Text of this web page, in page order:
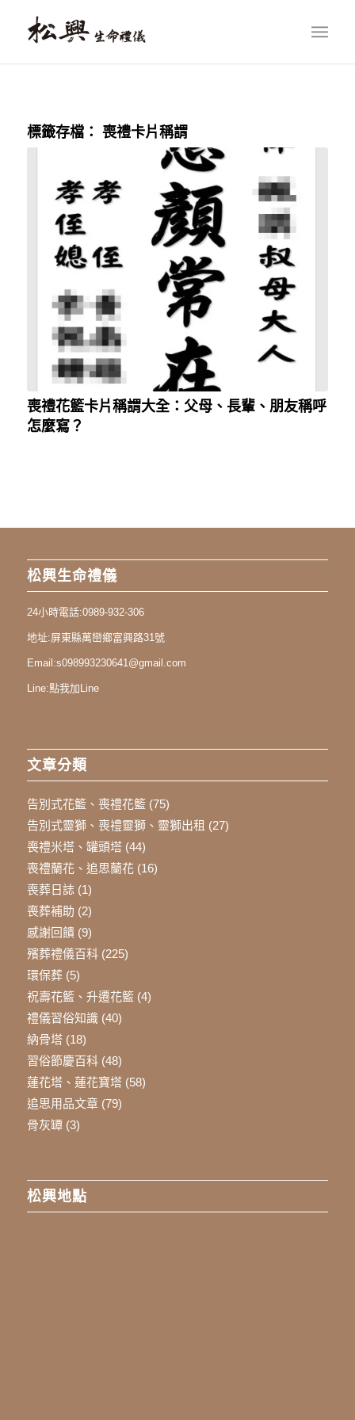
標籤存檔： 喪禮卡片稱謂
喪禮花籃卡片稱謂大全：父母、長輩、朋友稱呼
怎麼寫？
松興生命禮儀
24小時電話:0989-932-306
地址:屏東縣萬巒鄉富興路31號
Email:s098993230641@gmail.com
Line:點我加Line
文章分類
告別式花籃、喪禮花籃(75)
告別式靈獅、喪禮靈獅、靈獅出租 (27)
喪禮米塔、罐頭塔(44)
喪禮蘭花、追思蘭花(16)
喪葬日誌(1)
喪葬補助 (2)
感謝回饋(9)
殯葬禮儀百科(225)
環保葬(5)
祝壽花籃、升遷花籃(4)
禮儀習俗知識(40)
納骨塔(18)
習俗節慶百科(48)
蓮花塔、蓮花寶塔(58)
追思用品文章(79)
骨灰罈(3)
松興地點